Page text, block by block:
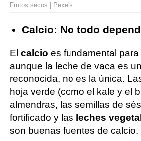
Frutos secos | Pexels
Calcio: No todo
El calcio es fundamental
aunque la leche de vaca es
reconocida, no es la única.
hoja verde (como el kale y el
almendras, las semillas de
fortificado y las leches
son buenas fuentes de calcio.